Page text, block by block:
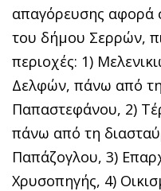
απαγόρευσης αφορά
του δήμου Σερρών,
περιοχές: 1)
Δελφών, πάνω από
Παπαστεφάνου, 2)
πάνω από τη
Παπάζογλου, 3)
Χρυσοπηγής, 4)